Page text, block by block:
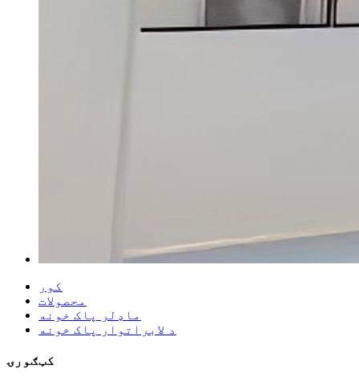
کور
محصولات
ماډلر پاک خونه
د لابراتوار پاک خونه
کټګورۍ